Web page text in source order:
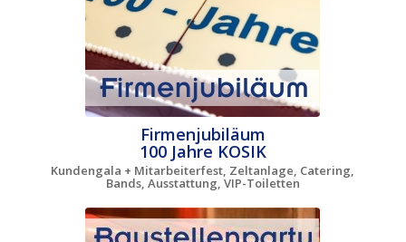
Firmenjubiläum
100 Jahre KOSIK
Kundengala + Mitarbeiterfest, Zeltanlage, Catering,
Bands, Ausstattung, VIP-Toiletten